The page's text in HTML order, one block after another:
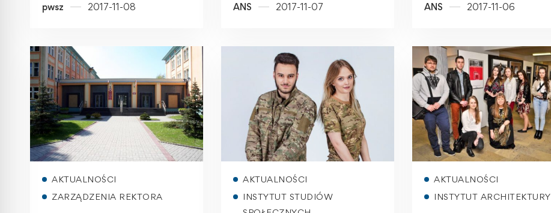
VÁŠEŇ
pwsz 2017-11-08 ANS 2017-11-07 ANS 2017-11-06
Read more
AKTUALNOŚCI
ZARZĄDZENIA REKTORA
Read more
AKTUALNOŚCI
INSTYTUT STUDIÓW
Read more
AKTUALNOŚCI
INSTYTUT ARCHITEKTURY